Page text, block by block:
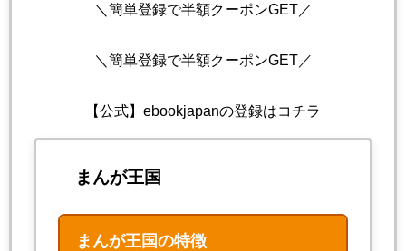
＼簡単登録で半額クーポンGET／
＼簡単登録で半額クーポンGET／
【公式】ebookjapanの登録はコチラ
まんが王国
まんが王国の特徴